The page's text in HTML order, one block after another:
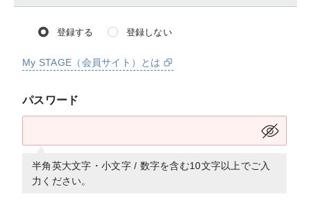
登録する 登録しない
My STAGE（会員サイト）とは
パスワード
半角英大文字・小文字 / 数字を含む10文字以上でご入
力ください。